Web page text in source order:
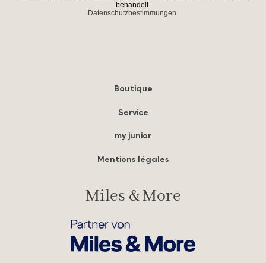
behandelt.
Datenschutzbestimmungen.
Boutique
Service
my junior
Mentions légales
Miles & More